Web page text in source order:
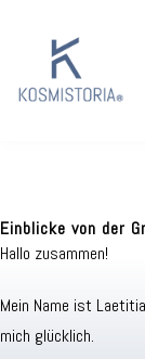
Einblicke von der
Hallo zusammen!
Mein Name ist
mich glücklich.